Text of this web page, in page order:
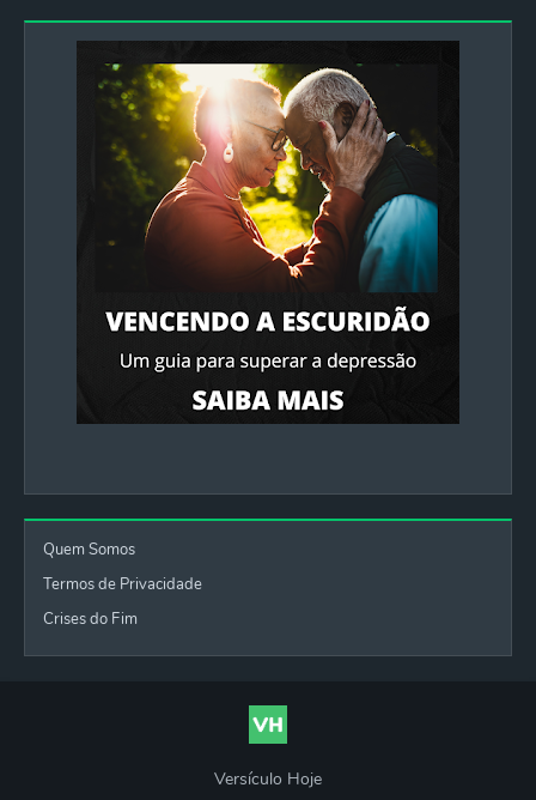
Quem Somos
Termos de Privacidade
Crises do Fim
Versículo Hoje